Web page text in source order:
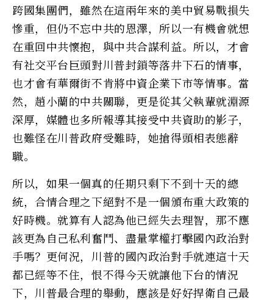
跨國集團們，雖然在這兩年來的美中貿易戰損失
慘重，但仍不忘中共的恩澤，所以一有機會就想
在重回中共懷抱，與中共合謀利益。所以，才會
有社交平台巨頭對川普封鎖等落井下石的情事，
也才會有華爾街不肯將中資企業下市等情事。當
然，趙小蘭的中共關聯，更是從其父執輩就淵源
深厚，媒體也多所報導其接受中共資助的影子，
也難怪在川普政府受難時，她搶得頭相表態辭
職。
所以，如果一個真的任期只剩下不到十天的總
統，合情合理之下絕對不是一個頒布重大政策的
好時機。就算有人認為他已經失去理智，那不應
該更為自己私利奮鬥、盡量掌權打擊國內政治對
手嗎？更何況，川普的國內政治對手就連這十天
都已經等不住，恨不得今天就讓他下台的情況
下，川普最合理的舉動，應該是好好捍衛自己最